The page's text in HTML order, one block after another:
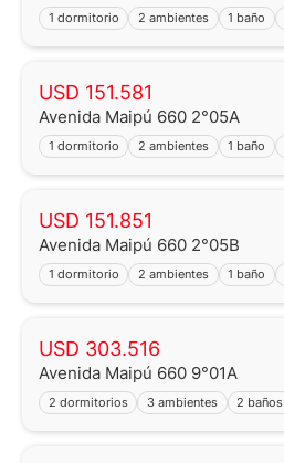
1 dormitorio 2 ambientes 1 baño
USD 151.581
Avenida Maipú 660 2°05A
1 dormitorio 2 ambientes 1 baño
USD 151.851
Avenida Maipú 660 2°05B
1 dormitorio 2 ambientes 1 baño
USD 303.516
Avenida Maipú 660 9°01A
2 dormitorios 3 ambientes 2 baños